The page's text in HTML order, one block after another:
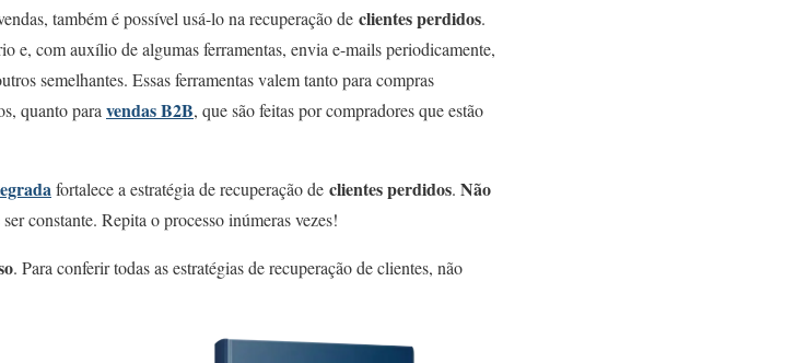
também é possível usá-lo na recuperação de clientes perdidos.
e, com auxílio de algumas ferramentas, envia e-mails periodicamente,
semelhantes. Essas ferramentas valem tanto para compras
quanto para vendas B2B, que são feitas por compradores que estão
fortalece a estratégia de recuperação de clientes perdidos. Não
constante. Repita o processo inúmeras vezes!
. Para conferir todas as estratégias de recuperação de clientes, não